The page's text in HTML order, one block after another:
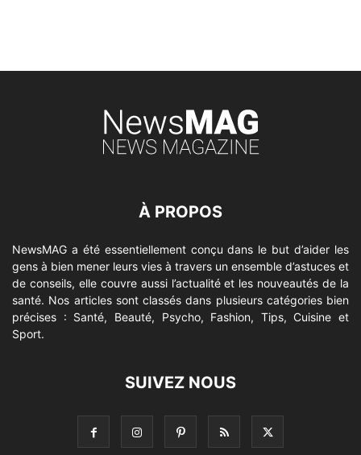
À PROPOS
NewsMAG a été essentiellement conçu dans le but d’aider les
gens à bien mener leurs vies à travers un ensemble d’astuces et
de conseils, elle couvre aussi l’actualité et les nouveautés de la
santé. Nos articles sont classés dans plusieurs catégories bien
précises : Santé, Beauté, Psycho, Fashion, Tips, Cuisine et
Sport.
SUIVEZ NOUS